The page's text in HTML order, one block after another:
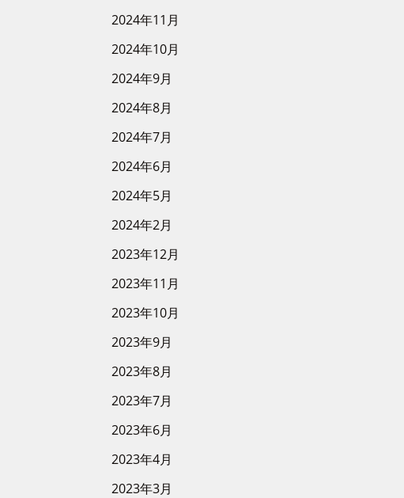
2024年11月
2024年10月
2024年9月
2024年8月
2024年7月
2024年6月
2024年5月
2024年2月
2023年12月
2023年11月
2023年10月
2023年9月
2023年8月
2023年7月
2023年6月
2023年4月
2023年3月